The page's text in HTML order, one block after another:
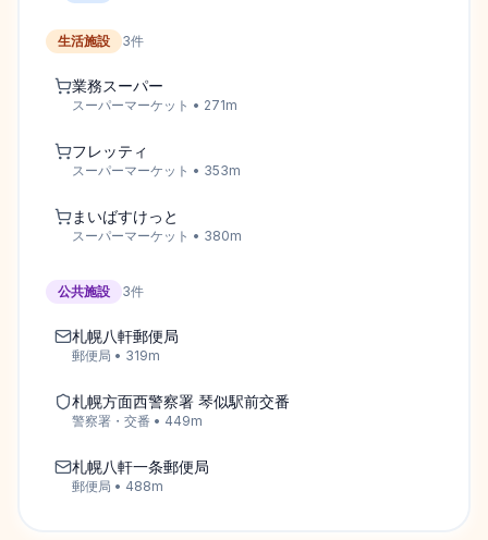
生活施設 3件
業務スーパー
スーパーマーケット • 271m
フレッティ
スーパーマーケット • 353m
まいばすけっと
スーパーマーケット • 380m
公共施設 3件
札幌八軒郵便局
郵便局 • 319m
札幌方面西警察署 琴似駅前交番
警察署・交番 • 449m
札幌八軒一条郵便局
郵便局 • 488m